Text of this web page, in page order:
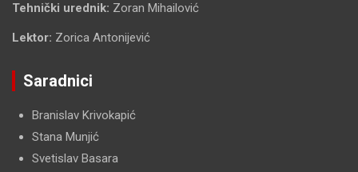
Tehnički urednik: Zoran Mihailović
Lektor: Zorica Antonijević
Saradnici
Branislav Krivokapić
Stana Munjić
Svetislav Basara